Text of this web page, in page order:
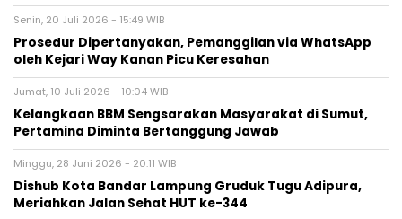
Senin, 20 Juli 2026 - 15:49 WIB
Prosedur Dipertanyakan, Pemanggilan via WhatsApp
oleh Kejari Way Kanan Picu Keresahan
Jumat, 10 Juli 2026 - 10:04 WIB
Kelangkaan BBM Sengsarakan Masyarakat di Sumut,
Pertamina Diminta Bertanggung Jawab
Minggu, 28 Juni 2026 - 20:11 WIB
Dishub Kota Bandar Lampung Gruduk Tugu Adipura,
Meriahkan Jalan Sehat HUT ke-344